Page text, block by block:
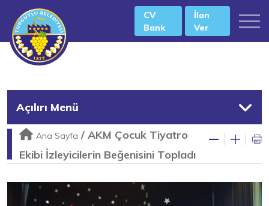
CV
Bank
İlan
Ver
Açılırı Menü
Ana Sayfa / AKM Çocuk Tiyatro
Ekibi İzleyicilerin Beğenisini Topladı